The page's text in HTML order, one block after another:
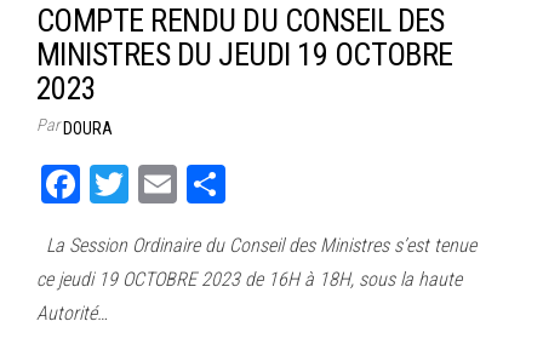
COMPTE RENDU DU CONSEIL DES
MINISTRES DU JEUDI 19 OCTOBRE
2023
ParDOURA
Fa
bo
ok
T
tt
er
E
ail ag
er
La Session Ordinaire du Conseil des Ministres s’est tenue
ce jeudi 19 OCTOBRE 2023 de 16H à 18H, sous la haute
Autorité…